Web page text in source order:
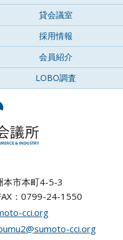
貸会議室
採用情報
会員紹介
LOBO調査
市本町4-5-3
：0799-24-1550
cci.org
cci.org